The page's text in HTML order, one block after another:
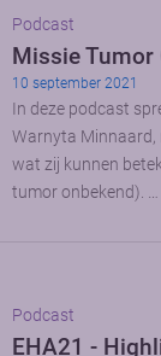
Podcast
Missie Tumor
10 september 2021
In deze podcast
Warnyta Minnaard,
wat zij kunnen
tumor onbekend). …
Podcast
EHA21 -